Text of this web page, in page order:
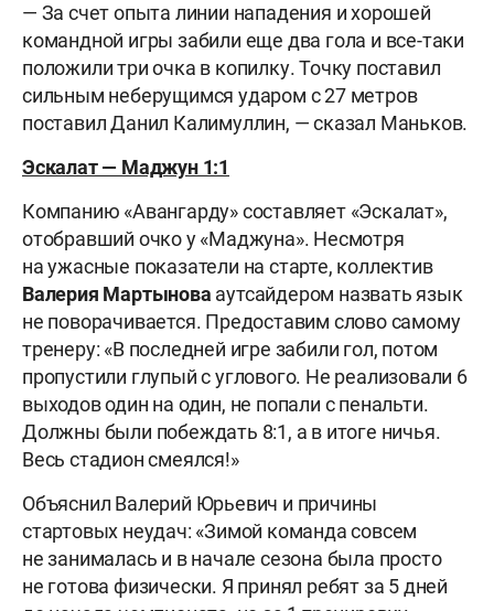
— За счет опыта линии нападения и хорошей
командной игры забили еще два гола и все-таки
положили три очка в копилку. Точку поставил
сильным неберущимся ударом с 27 метров
поставил Данил Калимуллин, — сказал Маньков.
Эскалат — Маджун 1:1
Компанию «Авангарду» составляет «Эскалат»,
отобравший очко у «Маджуна». Несмотря
на ужасные показатели на старте, коллектив
Валерия Мартынова аутсайдером назвать язык
не поворачивается. Предоставим слово самому
тренеру: «В последней игре забили гол, потом
пропустили глупый с углового. Не реализовали 6
выходов один на один, не попали с пенальти.
Должны были побеждать 8:1, а в итоге ничья.
Весь стадион смеялся!»
Объяснил Валерий Юрьевич и причины
стартовых неудач: «Зимой команда совсем
не занималась и в начале сезона была просто
не готова физически. Я принял ребят за 5 дней